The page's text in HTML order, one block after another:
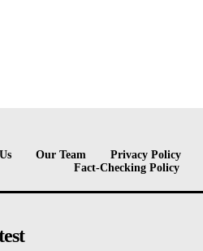
Our Team Privacy Policy
Fact-Checking Policy